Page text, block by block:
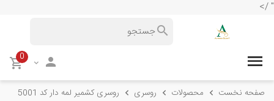
" />
0
صفحه نخست محصولات روسری روسری کشمیر لمه دار کد 5001